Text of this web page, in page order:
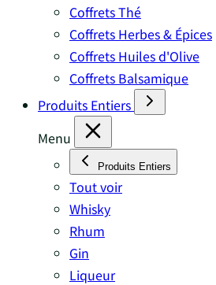
Coffrets Thé
Coffrets Herbes & Épices
Coffrets Huiles d'Olive
Coffrets Balsamique
Produits Entiers
Menu
Produits Entiers
Tout voir
Whisky
Rhum
Gin
Liqueur